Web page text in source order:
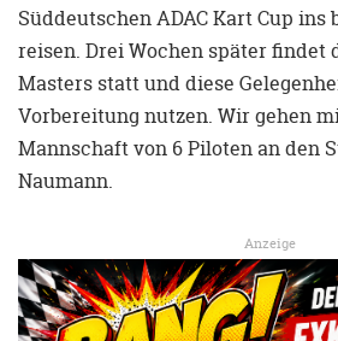
Süddeutschen ADAC Kart Cup
reisen. Drei Wochen später findet
Masters statt und diese
Vorbereitung nutzen. Wir gehen
Mannschaft von 6 Piloten an den
Naumann.
Anzeige